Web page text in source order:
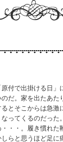
付で出掛ける日
だ。家を出たあ
とそこからは急激
ってくるのだった。
・・。履き慣れ
らと思うほど足に